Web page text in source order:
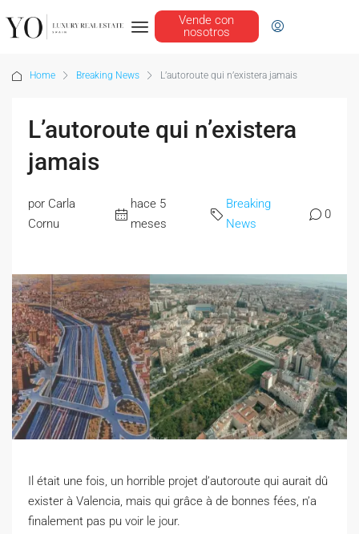
Vende con
nosotros
Home Breaking News L’autoroute qui n’existera jamais
L’autoroute qui n’existera
jamais
por Carla
Cornu
hace 5
meses
Breaking
News
0
Il était une fois, un horrible projet d’autoroute qui aurait dû
exister à Valencia, mais qui grâce à de bonnes fées, n’a
finalement pas pu voir le jour.